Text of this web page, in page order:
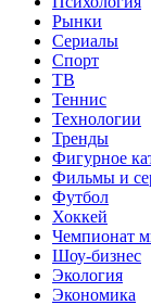
Рынки
Сериалы
Спорт
ТВ
Теннис
Технологии
Тренды
Фигурное
Фильмы и
Футбол
Хоккей
Чемпионат
Шоу-бизнес
Экология
Экономика